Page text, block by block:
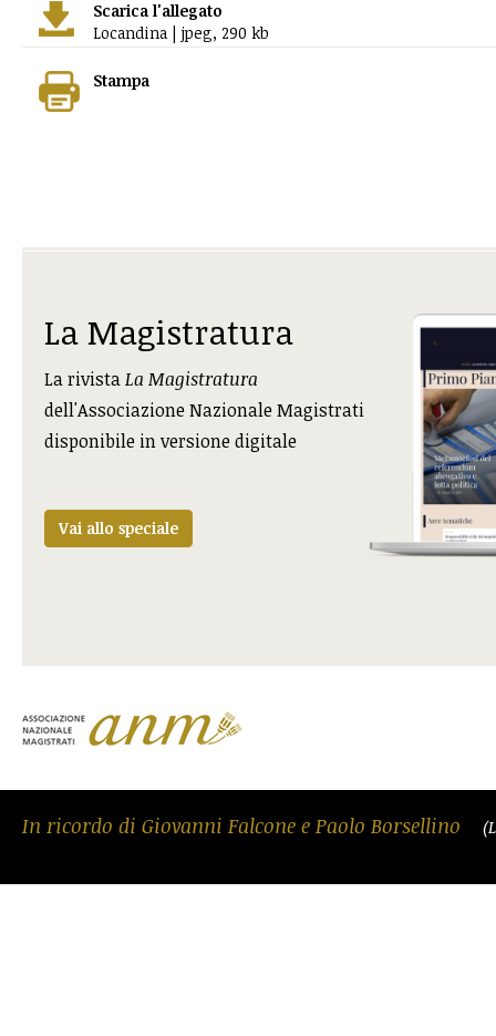
Scarica l'allegato
Locandina | jpeg, 290 kb
Stampa
La Magistratura
La rivistaLa Magistratura
dell'Associazione Nazionale Magistrati
disponibile in versione digitale
Vai allo speciale
In ricordo di Giovanni Falcone e Paolo Borsellino